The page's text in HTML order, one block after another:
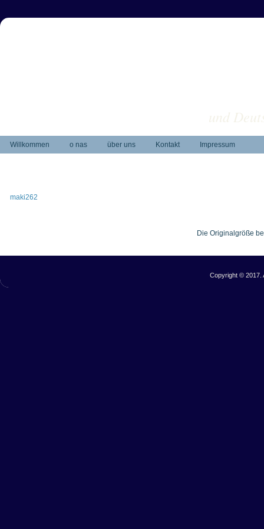
und
Willkommen o nas über uns Kontakt Impressum
maki262
Die Originalgröße
Copyright © 2017.